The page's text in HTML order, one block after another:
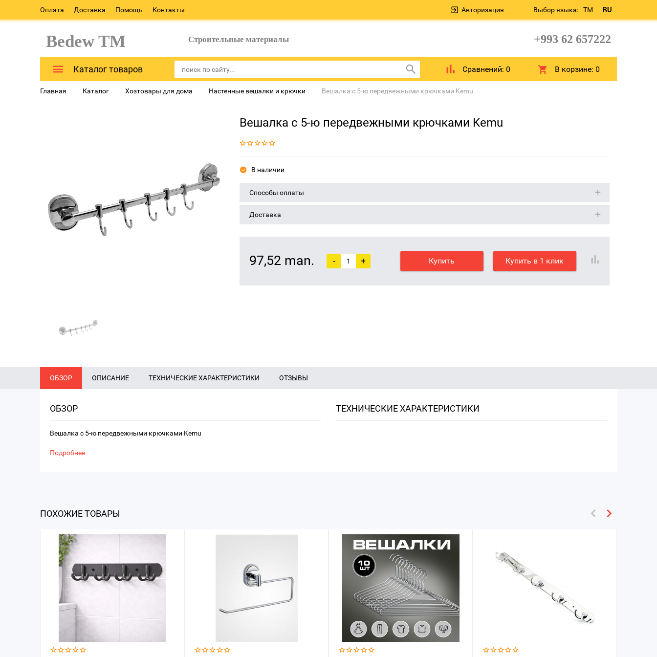
Оплата Доставка Помощь Контакты Выбор языка: TM RU
Авторизация
Bedew TM Строительные материалы +993 62 657222
Каталог товаров Сравнений: 0 В корзине:0
Главная Каталог Хозтовары для дома Настенные вешалки и крючки Вешалка с 5-ю передвежными крючками Kemu
Вешалка с 5-ю передвежными крючками Kemu
В наличии
Способы оплаты
Доставка
97,52 man. - + Купить Купить в 1 клик
ОБЗОР ОПИСАНИЕ ТЕХНИЧЕСКИЕ ХАРАКТЕРИСТИКИ ОТЗЫВЫ
ОБЗОР
Вешалка с 5-ю передвежными крючками Kemu
Подробнее
ТЕХНИЧЕСКИЕ ХАРАКТЕРИСТИКИ
ПОХОЖИЕ ТОВАРЫ